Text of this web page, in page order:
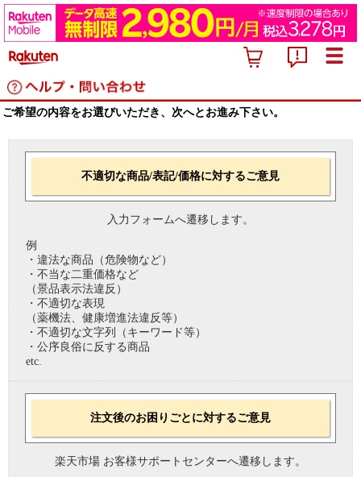
ご希望の内容をお選びいただき、次へとお進み下さい。
不適切な商品/表記/価格に対するご意見
入力フォームへ遷移します。
例
・違法な商品（危険物など）
・不当な二重価格など
（景品表示法違反）
・不適切な表現
（薬機法、健康増進法違反等）
・不適切な文字列（キーワード等）
・公序良俗に反する商品
etc.
注文後のお困りごとに対するご意見
楽天市場 お客様サポートセンターへ遷移します。